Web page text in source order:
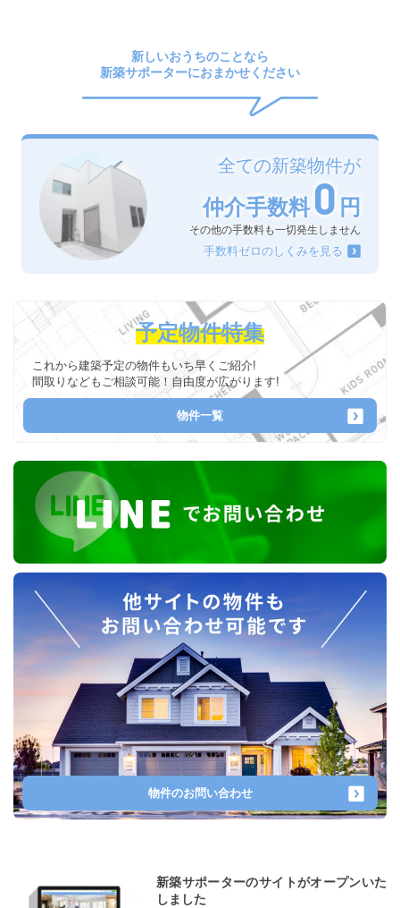
新しいおうちのことなら
新築サポーターにおまかせください
全ての新築物件が
仲介手数料 0 円
その他の手数料も一切発生しません
手数料ゼロのしくみを見る
予定物件特集
これから建築予定の物件もいち早くご紹介!
間取りなどもご相談可能！自由度が広がります!
物件一覧
物件のお問い合わせ
新築サポーターのサイトがオープンいた
しました